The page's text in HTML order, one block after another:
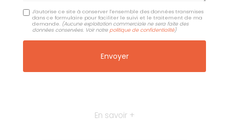
J'autorise ce site à conserver l'ensemble des données transmises
dans ce formulaire pour faciliter le suivi et le traitement de ma
demande. (Aucune exploitation commerciale ne sera faite des
données conservées. Voir notre politique de confidentialité)
En savoir +